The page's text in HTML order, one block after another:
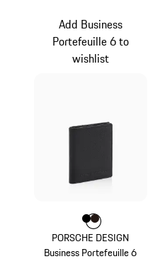
PORSCHE DESIGN
Business Portefeuille 6
Add Business
Portefeuille 6 to
wishlist
Couleur
Couleur
Couleur